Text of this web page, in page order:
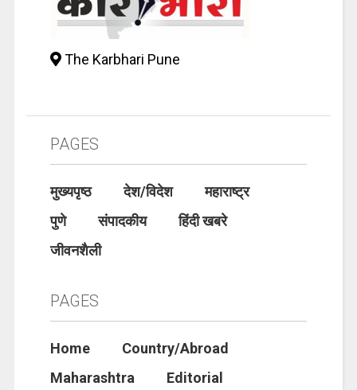
The Karbhari Pune
PAGES
मुख्यपृष्ठ देश/विदेश
महाराष्ट्र
पुणे
संपादकीय
हिंदी खबरे
जीवनशैली
PAGES
Home
Country/Abroad
Maharashtra
Editorial